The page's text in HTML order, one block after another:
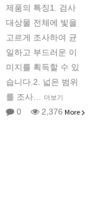
제품의 특징1. 검사
대상물 전체에 빛을
고르게 조사하여 균
일하고 부드러운 이
미지를 획득할 수 있
습니다.2. 넓은 범위
를 조사…
더보기
0 2,376 More